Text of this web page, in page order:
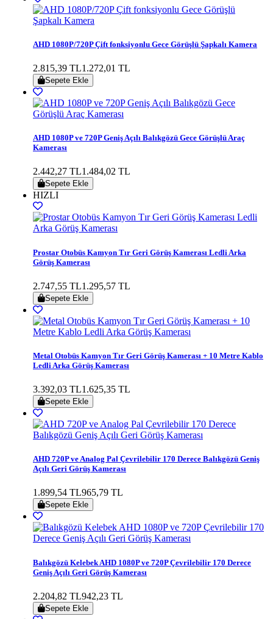
AHD 1080P/720P Çift fonksiyonlu Gece Görüşlü Şapkalı Kamera
2.815,39 TL1.272,01 TL
Sepete Ekle
AHD 1080P ve 720P Geniş Açılı Balıkgözü Gece Görüşlü Araç
Kamerası
2.442,27 TL1.484,02 TL
Sepete Ekle
HIZLI
Prostar Otobüs Kamyon Tır Geri Görüş Kamerası Ledli Arka
Görüş Kamerası
2.747,55 TL1.295,57 TL
Sepete Ekle
Metal Otobüs Kamyon Tır Geri Görüş Kamerası + 10 Metre Kablo
Ledli Arka Görüş Kamerası
3.392,03 TL1.625,35 TL
Sepete Ekle
AHD 720P ve Analog Pal Çevrilebilir 170 Derece Balıkgözü Geniş
Açılı Geri Görüş Kamerası
1.899,54 TL965,79 TL
Sepete Ekle
Balıkgözü Kelebek AHD 1080P ve 720P Çevrilebilir 170 Derece
Geniş Açılı Geri Görüş Kamerası
2.204,82 TL942,23 TL
Sepete Ekle